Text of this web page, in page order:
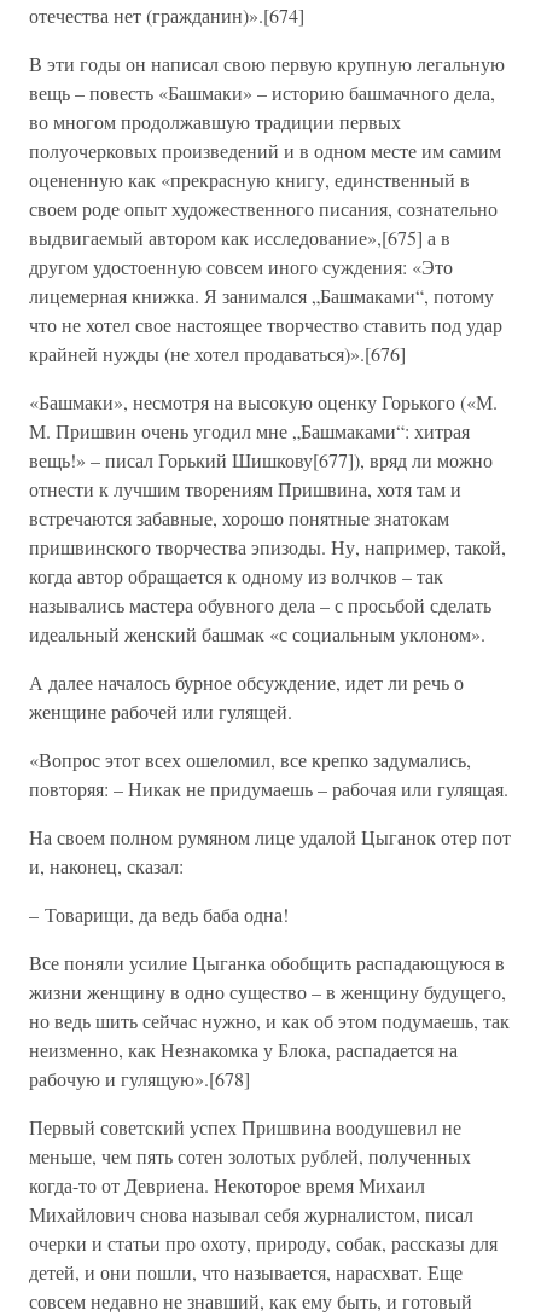
отечества нет (гражданин)».[674]
В эти годы он написал свою первую крупную легальную
вещь – повесть «Башмаки» – историю башмачного дела,
во многом продолжавшую традиции первых
полуочерковых произведений и в одном месте им самим
оцененную как «прекрасную книгу, единственный в
своем роде опыт художественного писания, сознательно
выдвигаемый автором как исследование»,[675] а в
другом удостоенную совсем иного суждения: «Это
лицемерная книжка. Я занимался „Башмаками“, потому
что не хотел свое настоящее творчество ставить под удар
крайней нужды (не хотел продаваться)».[676]
«Башмаки», несмотря на высокую оценку Горького («М.
М. Пришвин очень угодил мне „Башмаками“: хитрая
вещь!» – писал Горький Шишкову[677]), вряд ли можно
отнести к лучшим творениям Пришвина, хотя там и
встречаются забавные, хорошо понятные знатокам
пришвинского творчества эпизоды. Ну, например, такой,
когда автор обращается к одному из волчков – так
назывались мастера обувного дела – с просьбой сделать
идеальный женский башмак «с социальным уклоном».
А далее началось бурное обсуждение, идет ли речь о
женщине рабочей или гулящей.
«Вопрос этот всех ошеломил, все крепко задумались,
повторяя: – Никак не придумаешь – рабочая или гулящая.
На своем полном румяном лице удалой Цыганок отер пот
и, наконец, сказал:
– Товарищи, да ведь баба одна!
Все поняли усилие Цыганка обобщить распадающуюся в
жизни женщину в одно существо – в женщину будущего,
но ведь шить сейчас нужно, и как об этом подумаешь, так
неизменно, как Незнакомка у Блока, распадается на
рабочую и гулящую».[678]
Первый советский успех Пришвина воодушевил не
меньше, чем пять сотен золотых рублей, полученных
когда-то от Девриена. Некоторое время Михаил
Михайлович снова называл себя журналистом, писал
очерки и статьи про охоту, природу, собак, рассказы для
детей, и они пошли, что называется, нарасхват. Еще
совсем недавно не знавший, как ему быть, и готовый